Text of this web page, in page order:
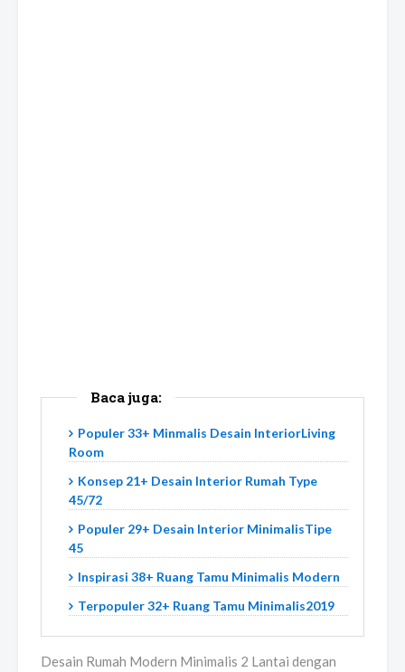
Baca juga:
Populer 33+ Minmalis Desain InteriorLiving
Room
Konsep 21+ Desain Interior Rumah Type
45/72
Populer 29+ Desain Interior MinimalisTipe
45
Inspirasi 38+ Ruang Tamu Minimalis Modern
Terpopuler 32+ Ruang Tamu Minimalis2019
Desain Rumah Modern Minimalis 2 Lantai dengan